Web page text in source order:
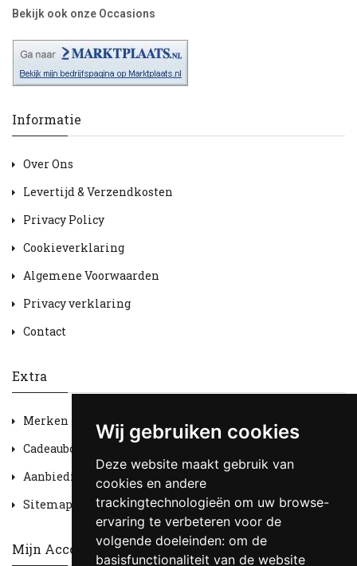
Wij gebruiken cookies
Deze website maakt gebruik van
cookies en andere
trackingtechnologieën om uw browse-
ervaring te verbeteren voor de
volgende doeleinden: om de
basisfunctionaliteit van de website
Bekijk ook onze Occasions
Informatie
Over Ons
Levertijd & Verzendkosten
Privacy Policy
Cookieverklaring
Algemene Voorwaarden
Privacy verklaring
Contact
Extra
Merken
Cadeaubon
Aanbiedingen
Sitemap
Mijn Account